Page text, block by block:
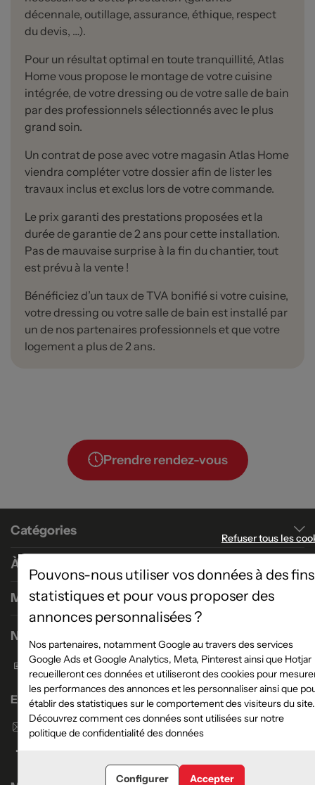
décennale, outillage, assurance, éthique, respect
du devis, …).
Pour un résultat optimal en toute tranquillité, Atlas
Home vous propose le montage de votre cuisine
intégrée, de votre dressing ou de votre salle de bain
par des professionnels sélectionnés avec le plus
grand soin.
Un contrat de pose avec votre magasin Atlas Home
viendra compléter votre dossier afin de lister les
travaux inclus et exclus lors de votre commande.
Le prix garanti des prestations proposées et la
durée de garantie de 2 ans pour cette installation.
Pas de mauvaise surprise à la fin du chantier, tout
est prévu à la vente !
Bénéficiez d’un taux de TVA bonifié si votre cuisine,
votre dressing ou votre salle de bain est installé par
un de nos partenaires professionnels et que votre
logement a plus de 2 ans.
Prendre rendez-vous
Catégories
À propos
Magasins
Nous contacter
Formulaire de contact
Enseigne Atlas Home
Envoyer un email
Refuser tous les
Pouvons-nous utiliser vos données à des fins
statistiques et pour vous proposer des
annonces personnalisées ?
Nos partenaires, notamment Google au travers des services
Google Ads et Google Analytics, Meta, Pinterest ainsi que Hotjar
recueilleront ces données et utiliseront des cookies pour
les performances des annonces et les personnaliser ainsi que
établir des statistiques sur le comportement des visiteurs du site.
Découvrez comment ces données sont utilisées sur notre
politique de confidentialité des données
Configurer Accepter